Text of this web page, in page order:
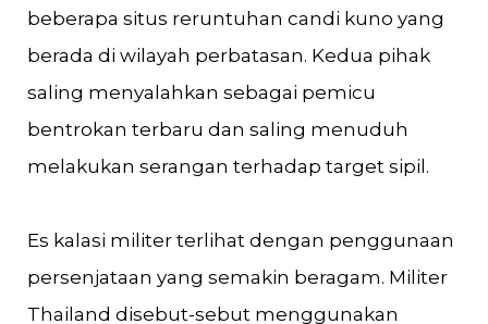
beberapa situs reruntuhan candi kuno yang
berada di wilayah perbatasan. Kedua pihak
saling menyalahkan sebagai pemicu
bentrokan terbaru dan saling menuduh
melakukan serangan terhadap target sipil.
Es kalasi militer terlihat dengan penggunaan
persenjataan yang semakin beragam. Militer
Thailand disebut-sebut menggunakan